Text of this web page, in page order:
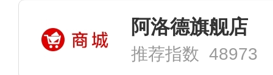
阿洛德旗舰店
推荐指数 48973